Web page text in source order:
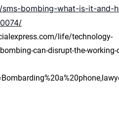
sms-bombing-what-is-it-and-
life/technology-
can-disrupt-the-working-